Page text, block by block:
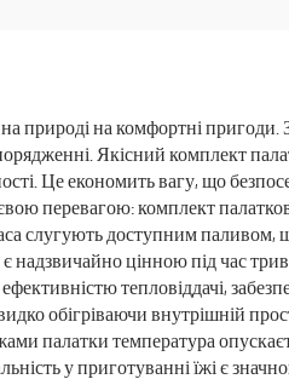
свіжому
вітальні
природі на комфортні
Якісний комплект
Це економить вагу, що
перевагою: комплект
слугують доступним паливом,
надзвичайно цінною під час
тепловіддачі,
обігріваючи внутрішній
палатки температура
у приготуванні їжі є